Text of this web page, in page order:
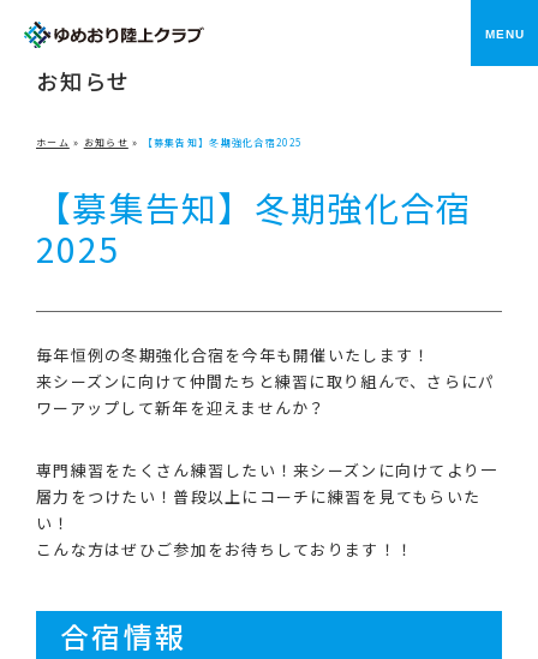
メニ
NEWS
お知らせ
ホーム » お知らせ » 【募集告知】冬期強化合宿2025
【募集告知】冬期強化合宿
2025
毎年恒例の冬期強化合宿を今年も開催いたします！
来シーズンに向けて仲間たちと練習に取り組んで、さらにパ
ワーアップして新年を迎えませんか？
専門練習をたくさん練習したい！来シーズンに向けてより一
層力をつけたい！普段以上にコーチに練習を見てもらいた
い！
こんな方はぜひご参加をお待ちしております！！
合宿情報